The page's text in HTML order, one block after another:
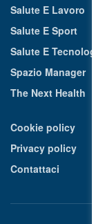
Salute E Lavoro
Salute E Sport
Salute E Tecnologia
Spazio Manager
The Next Health
Cookie policy
Privacy policy
Contattaci